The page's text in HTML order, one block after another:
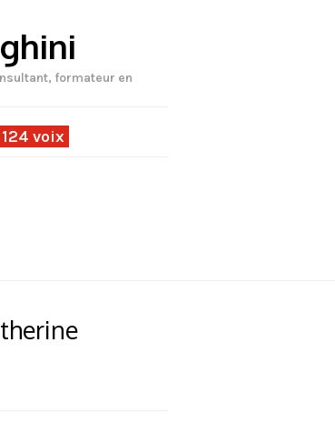
formateur en
124 voix